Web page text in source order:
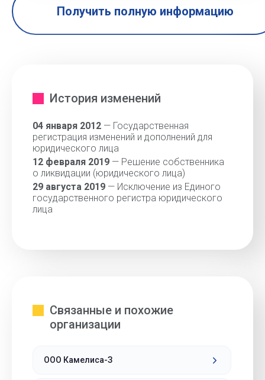
Получить полную информацию
История изменений
04 января 2012 — Государственная
регистрация изменений и дополнений для
юридического лица
12 февраля 2019 — Решение собственника
о ликвидации (юридического лица)
29 августа 2019 — Исключение из Единого
государственного регистра юридического
лица
Связанные и похожие
организации
ООО Камелиса-З